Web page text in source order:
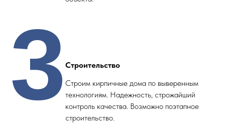
Строительство
Строим кирпичные дома по выверенным
технологиям. Надежность, строжайший
контроль качества. Возможно поэтапное
строительство.
3